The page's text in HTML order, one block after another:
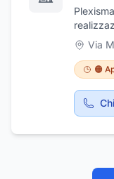
anche
clienti
offriamo
fornire
Via
🟠